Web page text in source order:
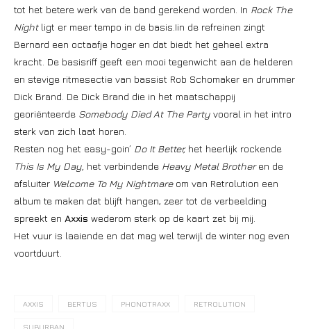
tot het betere werk van de band gerekend worden. In Rock The
Nightligt er meer tempo in de basis.Iin de refreinen zingt
Bernard een octaafje hoger en dat biedt het geheel extra
kracht. De basisriff geeft een mooi tegenwicht aan de helderen
en stevige ritmesectie van bassist Rob Schomaker en drummer
Dick Brand. De Dick Brand die in het maatschappij
georiënteerde Somebody Died At The Party vooral in het intro
sterk van zich laat horen.
Resten nog het easy-goin’ Do It Better, het heerlijk rockende
This Is My Day, het verbindende Heavy Metal Brotheren de
afsluiter Welcome To My Nightmare om van Retrolution een
album te maken dat blijft hangen, zeer tot de verbeelding
spreekt en Axxis wederom sterk op de kaart zet bij mij.
Het vuur is laaiende en dat mag wel terwijl de winter nog even
voortduurt.
AXXIS BERTUS PHONOTRAXX RETROLUTION
SUBURBAN